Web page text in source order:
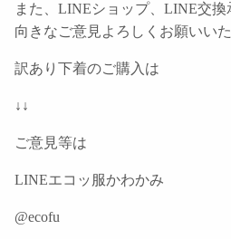
また、LINEショップ、LINE交
向きなご意見よろしくお願いいた
訳あり下着のご購入は
↓↓
ご意見等は
LINEエコッ服かわかみ
@ecofu